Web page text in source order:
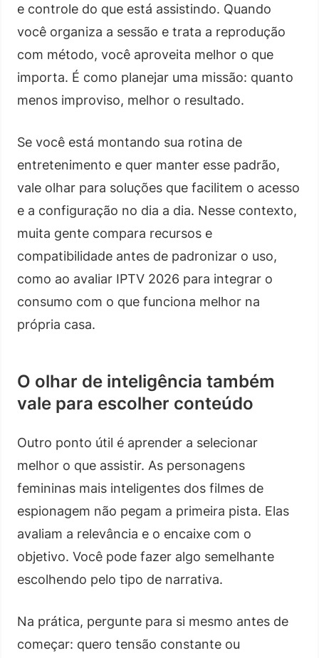
e controle do que está assistindo. Quando
você organiza a sessão e trata a reprodução
com método, você aproveita melhor o que
importa. É como planejar uma missão: quanto
menos improviso, melhor o resultado.
Se você está montando sua rotina de
entretenimento e quer manter esse padrão,
vale olhar para soluções que facilitem o acesso
e a configuração no dia a dia. Nesse contexto,
muita gente compara recursos e
compatibilidade antes de padronizar o uso,
como ao avaliar IPTV 2026 para integrar o
consumo com o que funciona melhor na
própria casa.
O olhar de inteligência também
vale para escolher conteúdo
Outro ponto útil é aprender a selecionar
melhor o que assistir. As personagens
femininas mais inteligentes dos filmes de
espionagem não pegam a primeira pista. Elas
avaliam a relevância e o encaixe com o
objetivo. Você pode fazer algo semelhante
escolhendo pelo tipo de narrativa.
Na prática, pergunte para si mesmo antes de
começar: quero tensão constante ou